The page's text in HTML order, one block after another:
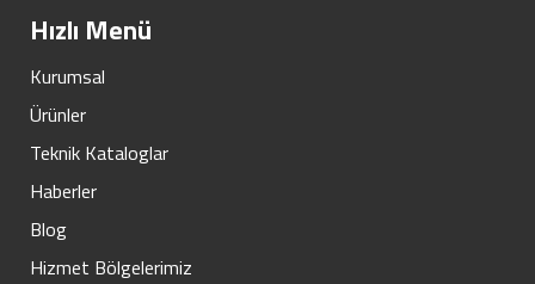
Hızlı Menü
Kurumsal
Ürünler
Teknik Kataloglar
Haberler
Blog
Hizmet Bölgelerimiz